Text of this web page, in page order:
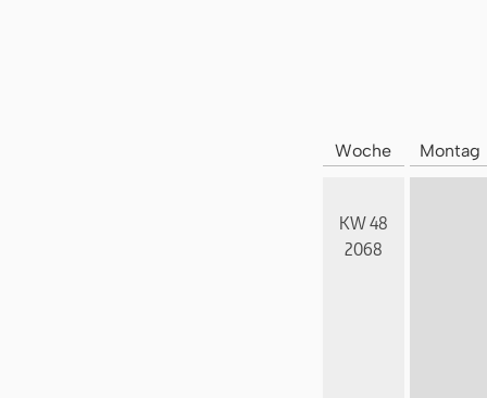
Woche Montag
KW 48
2068